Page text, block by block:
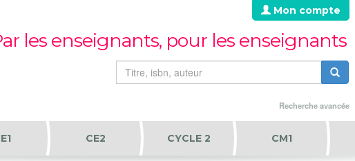
Mon compte
les enseignants, pour les enseignants
Recherche avancée
CE2 CYCLE 2 CM1